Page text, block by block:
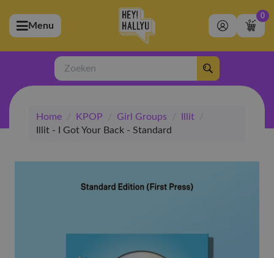
(Artiesten)
(Merchandise)
(Exclusive)
(Winkel)
Menu
0
Zoeken
Home / KPOP / Girl Groups / Illit
/
Illit - I Got Your Back - Standard